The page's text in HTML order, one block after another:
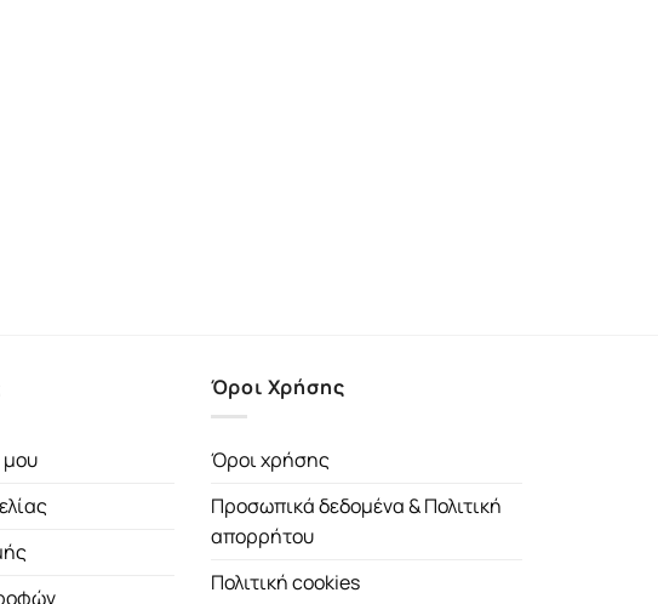
Όροι Χρήσης
Όροι χρήσης
Προσωπικά δεδομένα & Πολιτική
απορρήτου
Πολιτική cookies